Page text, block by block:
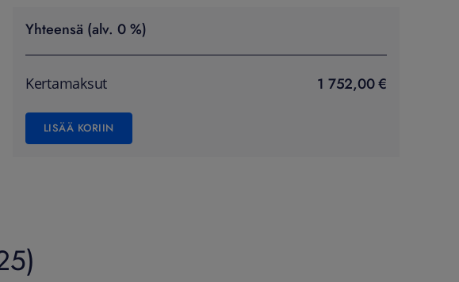
Yhteensä (alv. 0 %)
Kertamaksut 1 752,00 €
LISÄÄ KORIIN